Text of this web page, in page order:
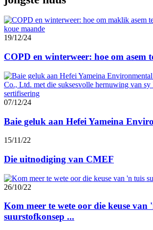
19/12/24
COPD en winterweer: hoe om asem
07/12/24
Baie geluk aan Hefei Yameina
15/11/22
Die uitnodiging van CMEF
26/10/22
Kom meer te wete oor die keuse van
suurstofkonsep ...